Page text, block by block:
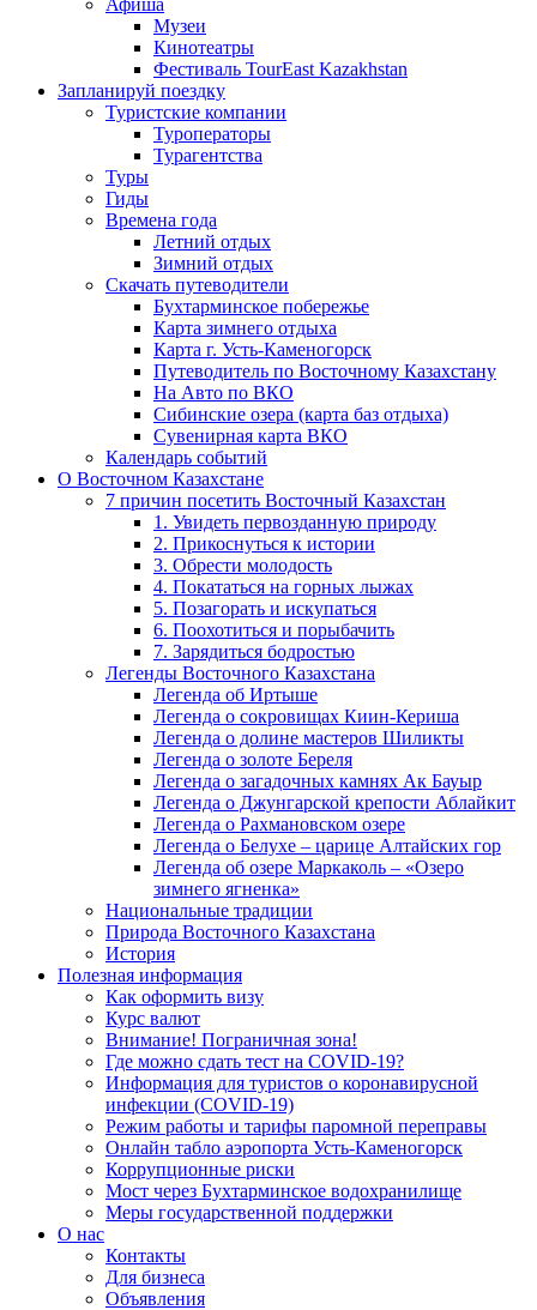
Афиша
Музеи
Кинотеатры
Фестиваль TourEast Kazakhstan
Запланируй поездку
Туристские компании
Туроператоры
Турагентства
Туры
Гиды
Времена года
Летний отдых
Зимний отдых
Скачать путеводители
Бухтарминское побережье
Карта зимнего отдыха
Карта г. Усть-Каменогорск
Путеводитель по Восточному Казахстану
На Авто по ВКО
Сибинские озера (карта баз отдыха)
Сувенирная карта ВКО
Календарь событий
О Восточном Казахстане
7 причин посетить Восточный Казахстан
1. Увидеть первозданную природу
2. Прикоснуться к истории
3. Обрести молодость
4. Покататься на горных лыжах
5. Позагорать и искупаться
6. Поохотиться и порыбачить
7. Зарядиться бодростью
Легенды Восточного Казахстана
Легенда об Иртыше
Легенда о сокровищах Киин-Кериша
Легенда о долине мастеров Шиликты
Легенда о золоте Береля
Легенда о загадочных камнях Ак Бауыр
Легенда о Джунгарской крепости Аблайкит
Легенда о Рахмановском озере
Легенда о Белухе – царице Алтайских гор
Легенда об озере Маркаколь – «Озеро
зимнего ягненка»
Национальные традиции
Природа Восточного Казахстана
История
Полезная информация
Как оформить визу
Курс валют
Внимание! Пограничная зона!
Где можно сдать тест на COVID-19?
Информация для туристов о коронавирусной
инфекции (COVID-19)
Режим работы и тарифы паромной переправы
Онлайн табло аэропорта Усть-Каменогорск
Коррупционные риски
Мост через Бухтарминское водохранилище
Меры государственной поддержки
О нас
Контакты
Для бизнеса
Объявления